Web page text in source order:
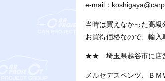
e-mail：
当時は買えなかった高級
お買得価格なので、輸
★★ 埼玉県越谷市に店
メルセデスベンツ、Ｂ